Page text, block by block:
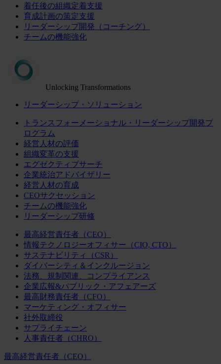
着任後の組織定着支援
育成計画の策定支援
リーダーシップ開発（コーチング）
チームの機能強化
Unlocking Transformations
リーダーシップ・ソリューション
トランスフォーメーショナル・リーダーシップ開発プ
ログラム
経営人材の評価
組織変革の支援
エグゼクティブサーチ
企業統治アドバイザリー
経営人材の育成
CEOサクセッション
チームの機能強化
リーダーシップ研修
最高経営責任者（CEO）
情報テクノロジーオフィサー（CIO, CTO）
サステナビリティ（CSR）
ダイバーシティ＆インクルージョン
法務、規制関連、コンプライアンス
企業広報&パブリック・アフェアーズ
最高財務責任者（CFO）
マーケティング・オフィサー
社外取締役
サプライチェーン
人事責任者（CHRO）
最高経営責任者（CEO）